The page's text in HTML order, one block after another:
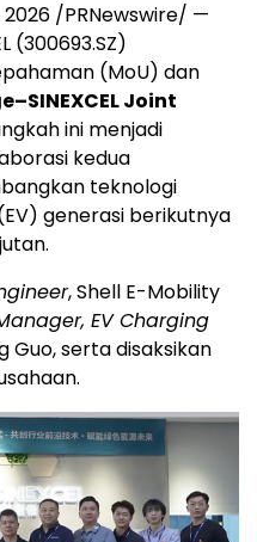
2026 /PRNewswire/ —
(300693.SZ)
(MoU) dan
Joint
ini menjadi
kedua
teknologi
generasi berikutnya
, Shell E-Mobility
EV Charging
Guo, serta disaksikan